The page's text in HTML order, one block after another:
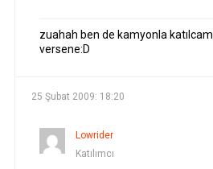
zuahah ben de kamyonla
versene:D
25 Şubat 2009: 18:20
Lowrider
Katılımcı